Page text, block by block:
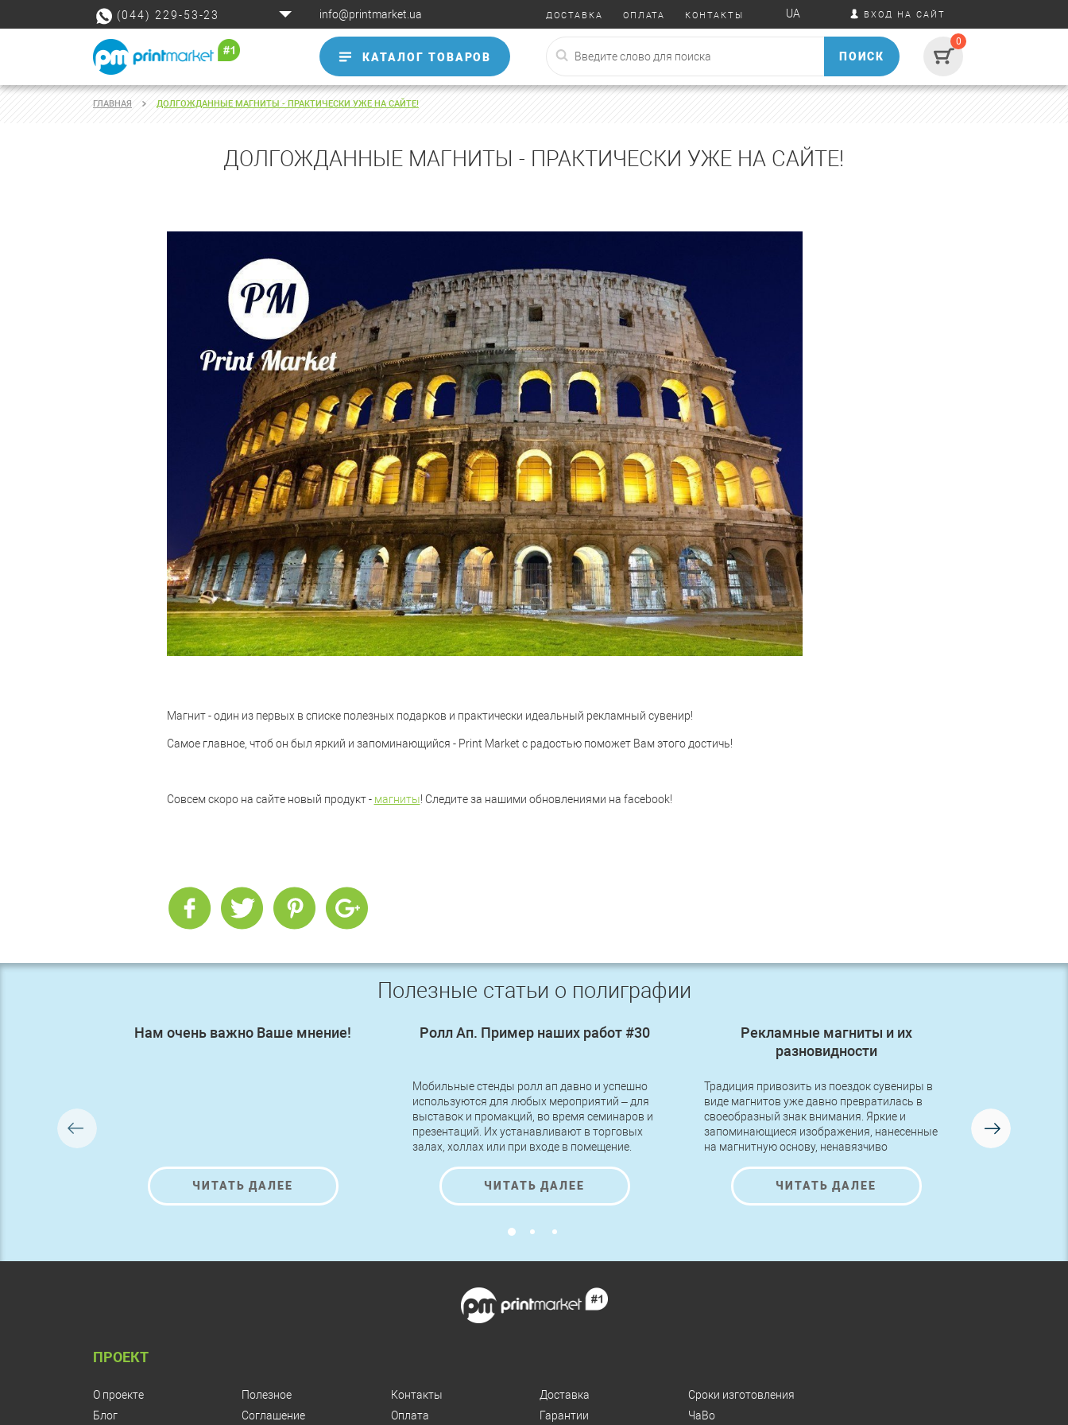
(044) 229-53-23 info@printmarket.ua ДОСТАВКА ОПЛАТА КОНТАКТЫ UA ВХОД НА САЙТ
КАТАЛОГ ТОВАРОВ ПОИСК
0
ГЛАВНАЯ ДОЛГОЖДАННЫЕ МАГНИТЫ - ПРАКТИЧЕСКИ УЖЕ НА САЙТЕ!
ДОЛГОЖДАННЫЕ МАГНИТЫ - ПРАКТИЧЕСКИ УЖЕ НА САЙТЕ!
Магнит - один из первых в списке полезных подарков и практически идеальный рекламный сувенир!
Самое главное, чтоб он был яркий и запоминающийся - Print Market с радостью поможет Вам этого достичь!
Совсем скоро на сайте новый продукт - магниты! Следите за нашими обновлениями на facebook!
Полезные статьи о полиграфии
Нам очень важно Ваше мнение!
ЧИТАТЬ ДАЛЕЕ
Ролл Ап. Пример наших работ #30
Мобильные стенды ролл ап давно и успешно
используются для любых мероприятий – для
выставок и промакций, во время семинаров и
презентаций. Их устанавливают в торговых
залах, холлах или при входе в помещение.
разборке, стенды roll up позволяют
передвигать, переносить и устанавливать их
за считанные минуты без применения
ЧИТАТЬ ДАЛЕЕ
Рекламные магниты и их
разновидности
Традиция привозить из поездок сувениры в
виде магнитов уже давно превратилась в
своеобразный знак внимания. Яркие и
запоминающиеся изображения, нанесенные
на магнитную основу, ненавязчиво
на них информацией и полюбоваться на
красивые рисунки.ЧИТАТЬ ДАЛЕЕ
логотипом!
изготовлена
AutoNova-D.
ПРОЕКТ
О проекте
Блог
Полезное
Соглашение
Контакты
Оплата
Доставка
Гарантии
Сроки изготовления
ЧаВо